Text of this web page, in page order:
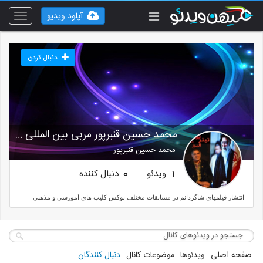
Toggle
آپلود ویدیو
محمد حسین قنبرپور مربی بین المللی دوستاره بوکس
محمد حسین قنبرپور
دنبال کردن
1 ویدئو 0 دنبال کننده
انتشار فیلمهای شاگردانم در مسابقات مختلف بوکس کلیپ های آموزشی و مذهبی
صفحه اصلی ویدئوها موضوعات کانال دنبال کنندگان